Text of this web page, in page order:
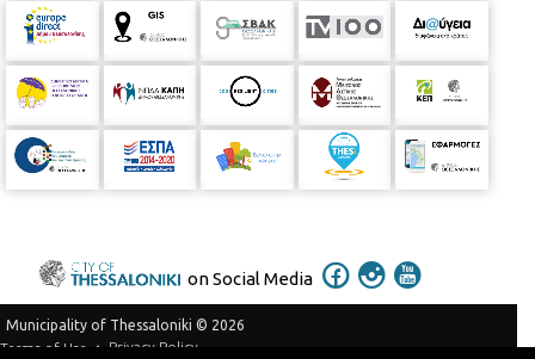
on Social Media
Municipality of Thessaloniki © 2026
Terms of Use
Privacy Policy